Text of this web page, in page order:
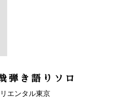
弾き語りソロ
エンタル東京